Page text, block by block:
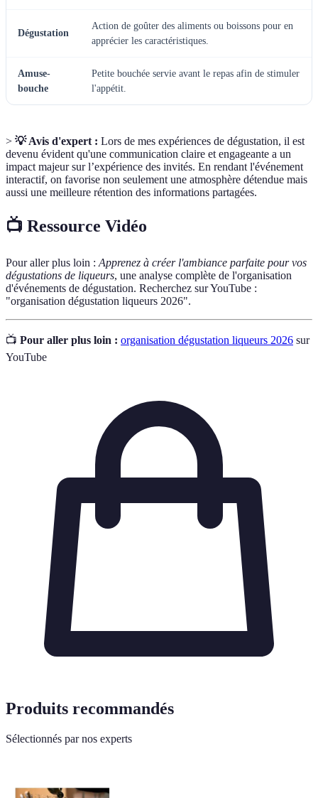
Dégustation
Action de goûter des aliments ou boissons pour en
apprécier les caractéristiques.
Amuse-
bouche
Petite bouchée servie avant le repas afin de stimuler
l'appétit.
> 💡 Avis d'expert : Lors de mes expériences de dégustation, il est
devenu évident qu'une communication claire et engageante a un
impact majeur sur l’expérience des invités. En rendant l'événement
interactif, on favorise non seulement une atmosphère détendue mais
aussi une meilleure rétention des informations partagées.
📺 Ressource Vidéo
Pour aller plus loin : Apprenez à créer l'ambiance parfaite pour vos
dégustations de liqueurs, une analyse complète de l'organisation
d'événements de dégustation. Recherchez sur YouTube :
"organisation dégustation liqueurs 2026".
📺 Pour aller plus loin : organisation dégustation liqueurs 2026 sur
YouTube
Produits recommandés
Sélectionnés par nos experts